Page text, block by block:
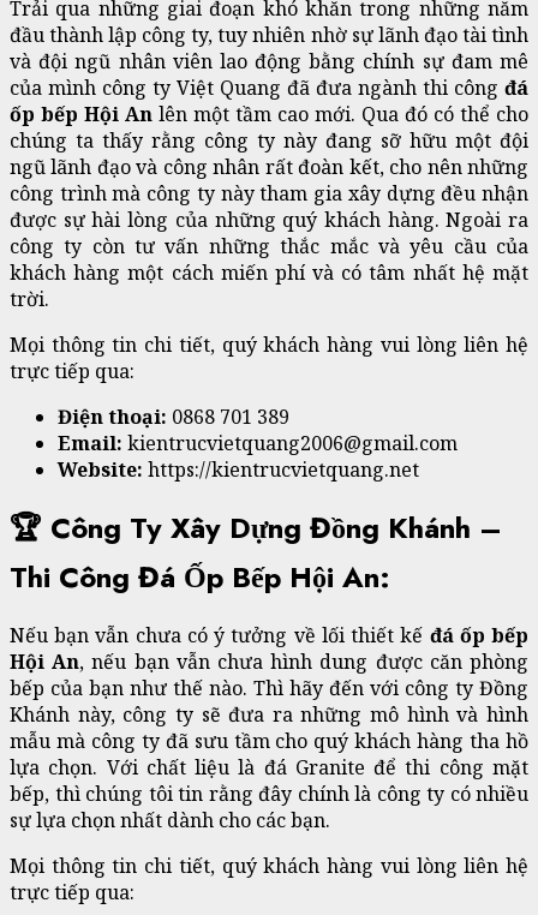
Trải qua những giai đoạn khó khăn trong những năm
đầu thành lập công ty, tuy nhiên nhờ sự lãnh đạo tài tình
và đội ngũ nhân viên lao động bằng chính sự đam mê
của mình công ty Việt Quang đã đưa ngành thi công đá
ốp bếp Hội An lên một tầm cao mới. Qua đó có thể cho
chúng ta thấy rằng công ty này đang sỡ hữu một đội
ngũ lãnh đạo và công nhân rất đoàn kết, cho nên những
công trình mà công ty này tham gia xây dựng đều nhận
được sự hài lòng của những quý khách hàng. Ngoài ra
công ty còn tư vấn những thắc mắc và yêu cầu của
khách hàng một cách miến phí và có tâm nhất hệ mặt
trời.
Mọi thông tin chi tiết, quý khách hàng vui lòng liên hệ
trực tiếp qua:
Điện thoại: 0868 701 389
Email: kientrucvietquang2006@gmail.com
Website: https://kientrucvietquang.net
🏆 Công Ty Xây Dựng Đồng Khánh –
Thi Công Đá Ốp Bếp Hội An:
Nếu bạn vẫn chưa có ý tưởng về lối thiết kế đá ốp bếp
Hội An, nếu bạn vẫn chưa hình dung được căn phòng
bếp của bạn như thế nào. Thì hãy đến với công ty Đồng
Khánh này, công ty sẽ đưa ra những mô hình và hình
mẫu mà công ty đã sưu tầm cho quý khách hàng tha hồ
lựa chọn. Với chất liệu là đá Granite để thi công mặt
bếp, thì chúng tôi tin rằng đây chính là công ty có nhiều
sự lựa chọn nhất dành cho các bạn.
Mọi thông tin chi tiết, quý khách hàng vui lòng liên hệ
trực tiếp qua: